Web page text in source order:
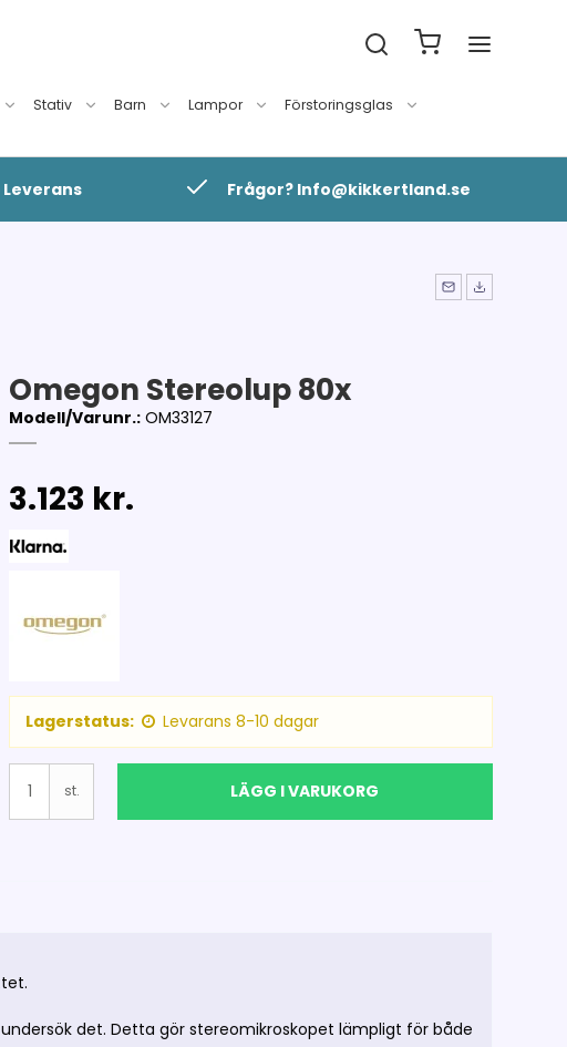
Stativ Barn Lampor
Förstoringsglas
Leverans Frågor? Info@kikkertland.se
Omegon Stereolup 80x
Modell/Varunr.: OM33127
3.123 kr.
Lagerstatus: Levarans 8-10 dagar
st. LÄGG I VARUKORG
det. Detta gör stereomikroskopet lämpligt för både